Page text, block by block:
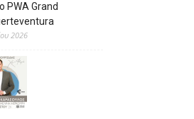
PWA Grand
2026